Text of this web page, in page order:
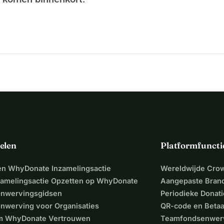
nog steeds hoort en nog steeds om haar geeft.
WhyDonate Inzamelingsactie
Opzetten op WhyDonate
voor Organisaties
WhyDonate Vertrouwen
Wereldwijde
Aangepaste
Periodieke
QR-code en